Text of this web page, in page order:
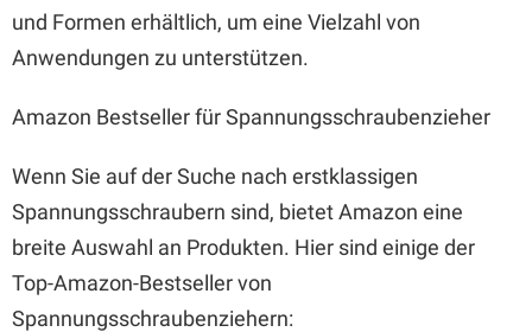
und Formen erhältlich, um eine Vielzahl von
Anwendungen zu unterstützen.
Amazon Bestseller für Spannungsschraubenzieher
Wenn Sie auf der Suche nach erstklassigen
Spannungsschraubern sind, bietet Amazon eine
breite Auswahl an Produkten. Hier sind einige der
Top-Amazon-Bestseller von
Spannungsschraubenziehern: